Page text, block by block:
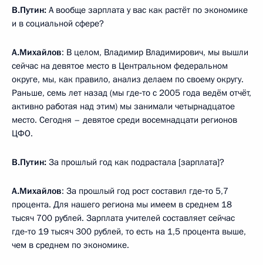
В.Путин: А вообще зарплата у вас как растёт по экономике
и в социальной сфере?
А.Михайлов: В целом, Владимир Владимирович, мы вышли
сейчас на девятое место в Центральном федеральном
округе, мы, как правило, анализ делаем по своему округу.
Раньше, семь лет назад (мы где‑то с 2005 года ведём отчёт,
активно работая над этим) мы занимали четырнадцатое
место. Сегодня – девятое среди восемнадцати регионов
ЦФО.
В.Путин: За прошлый год как подрастала [зарплата]?
А.Михайлов: За прошлый год рост составил где‑то 5,7
процента. Для нашего региона мы имеем в среднем 18
тысяч 700 рублей. Зарплата учителей составляет сейчас
где‑то 19 тысяч 300 рублей, то есть на 1,5 процента выше,
чем в среднем по экономике.